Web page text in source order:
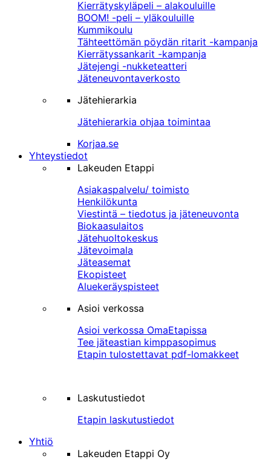
Kierrätyskyläpeli – alakouluille
BOOM! -peli – yläkouluille
Kummikoulu
Tähteettömän pöydän ritarit -kampanja
Kierrätyssankarit -kampanja
Jätejengi -nukketeatteri
Jäteneuvontaverkosto
Jätehierarkia
Jätehierarkia ohjaa toimintaa
Korjaa.se
Yhteystiedot
Lakeuden Etappi
Asiakaspalvelu/ toimisto
Henkilökunta
Viestintä – tiedotus ja jäteneuvonta
Biokaasulaitos
Jätehuoltokeskus
Jätevoimala
Jäteasemat
Ekopisteet
Aluekeräyspisteet
Asioi verkossa
Asioi verkossa OmaEtapissa
Tee jäteastian kimppasopimus
Etapin tulostettavat pdf-lomakkeet
Laskutustiedot
Etapin laskutustiedot
Yhtiö
Lakeuden Etappi Oy